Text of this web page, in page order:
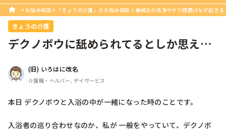
お悩み相談 「きょうの介護」のお悩み相談 機械浴の洗浄サボり問題はなぜ起き
きょうの介護
デクノボウに舐められてるとしか思えな
(旧) いろはに改名
介護職・ヘルパー, デイサービス
本日 デクノボウと入浴の中が一緒になった時のことです。
入浴者の巡り合わせなのか、私が 一般をやっていて、デクノボ